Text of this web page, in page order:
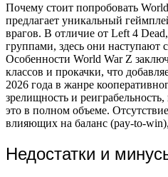
Почему стоит попробовать
предлагает уникальный
врагов. В отличие от Left 4
группами, здесь они наступают
Особенности World War Z
классов и прокачки, что
2026 года в жанре
зрелищность и
это в полном объеме.
влияющих на баланс (pay-to-
Недостатки и